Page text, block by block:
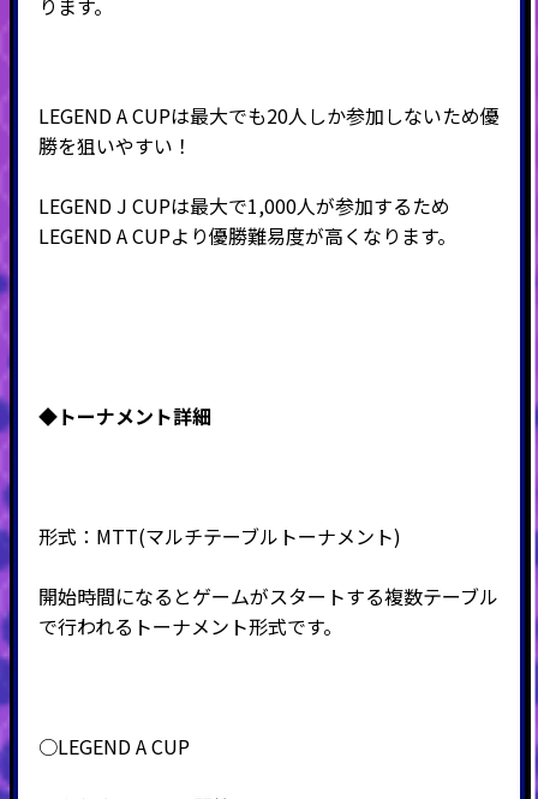
ります。
LEGEND A CUPは最大でも20人しか参加しないため優
勝を狙いやすい！
LEGEND J CUPは最大で1,000人が参加するため
LEGEND A CUPより優勝難易度が高くなります。
◆トーナメント詳細
形式： MTT(マルチテーブルトーナメント)
開始時間になるとゲームがスタートする複数テーブル
で行われるトーナメント形式です。
○LEGEND A CUP